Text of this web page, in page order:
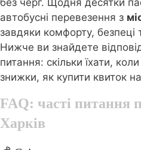
без черг. Щодня десятки
автобусні перевезення з
завдяки комфорту, безпеці
Нижче ви знайдете
питання: скільки їхати,
знижки, як купити квиток
FAQ: часті питання
Харків